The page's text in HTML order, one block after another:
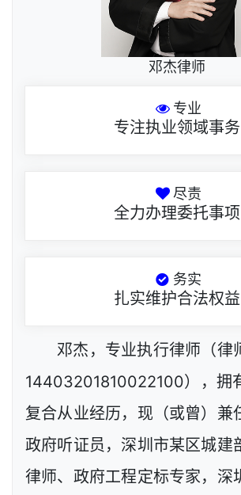
邓杰律师
专业
专注执业领域事务
尽责
全力办理委托事项
务实
扎实维护合法权益
邓杰，专业执行律师（律
14403201810022100），拥
复合从业经历，现（或曾）兼
政府听证员，深圳市某区城建
律师、政府工程定标专家，深